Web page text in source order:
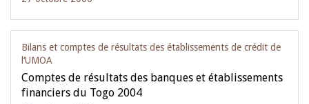
Bilans et comptes de résultats des établissements de crédit de
l‘UMOA
Comptes de résultats des banques et établissements
financiers du Togo 2004